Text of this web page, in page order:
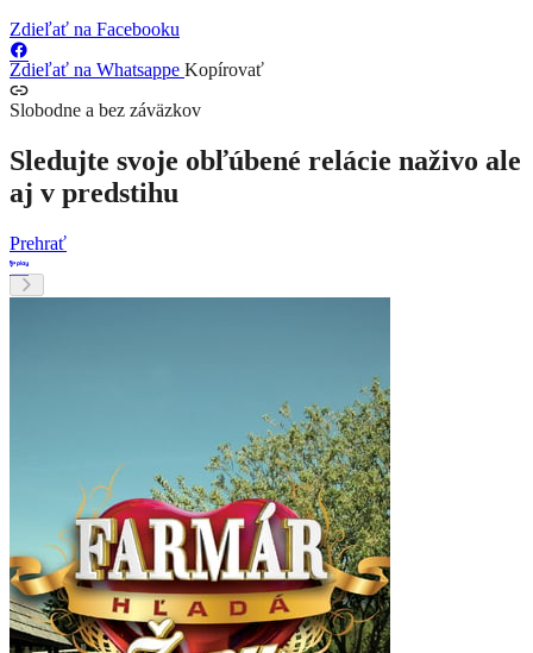
Zdieľať na Facebooku
Zdieľať na Whatsappe Kopírovať
Slobodne a bez záväzkov
Sledujte svoje obľúbené relácie naživo ale
aj v predstihu
Prehrať